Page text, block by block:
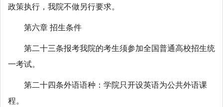
政策执行，我院不做另行要求。
第六章 招生条件
第二十三条报考我院的考生须参加全国普通高校招生统
一考试。
第二十四条外语语种：学院只开设英语为公共外语课
程。